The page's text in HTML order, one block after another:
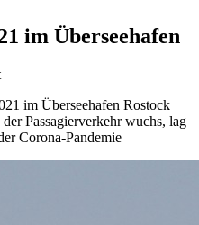
im Überseehafen
im Überseehafen Rostock
Passagierverkehr wuchs, lag
Corona-Pandemie